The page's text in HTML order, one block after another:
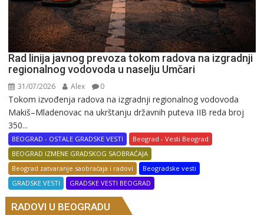
Rad linija javnog prevoza tokom radova na izgradnji
regionalnog vodovoda u naselju Umčari
31/07/2026 Alex 0
Tokom izvođenja radova na izgradnji regionalnog vodovoda
Makiš–Mladenovac na ukrštanju državnih puteva IIB reda broj
350...
BEOGRAD - OSTALE GRADSKE VESTI
Beograd - Vesti Beograd
BEOGRAD IZMENE GRADSKOG SAOBRAĆAJA
Beograd zatvaranje saobraćaja i radovi
Beogradske vesti
GRADSKE VESTI
GRADSKE VESTI BEOGRAD
RADOVI U BEOGRADU